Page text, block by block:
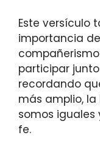
Este versículo
importancia
participar
recordando
más amplio,
somos
fe.